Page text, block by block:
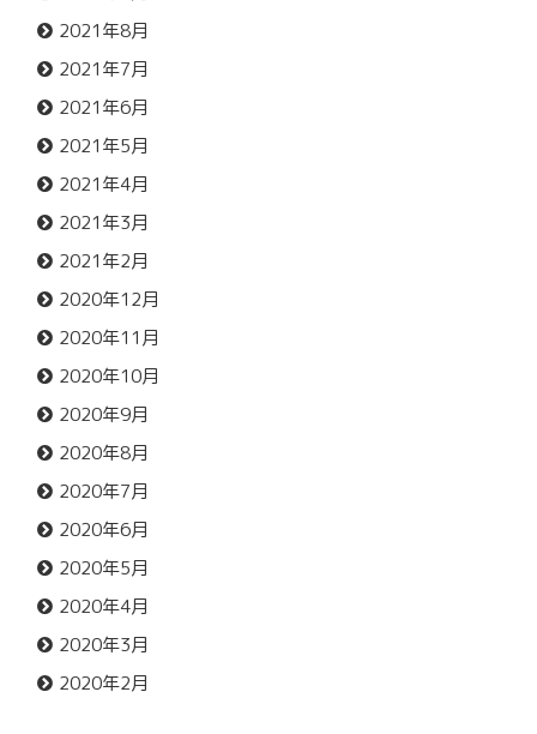
2021年8月
2021年7月
2021年6月
2021年5月
2021年4月
2021年3月
2021年2月
2020年12月
2020年11月
2020年10月
2020年9月
2020年8月
2020年7月
2020年6月
2020年5月
2020年4月
2020年3月
2020年2月